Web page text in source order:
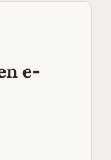
e-